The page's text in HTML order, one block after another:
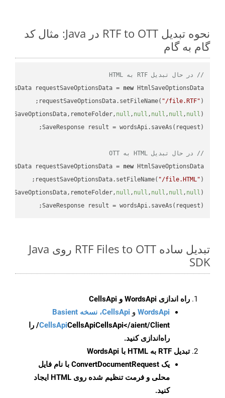
نحوه تبدیل RTF to OTT در Java: مثال کد
گام به گام
// در حال تبدیل RTF به HTML
requestSaveOptionsData = new
requestSaveOptionsData.setFileName( "/file.RTF"
null , null , null , null , null
// در حال تبدیل HTML به OTT
requestSaveOptionsData = new
requestSaveOptionsData.setFileName( "/file.HTML"
null , null , null , null , null
SaveResponse result = wordsApi.saveAs(request);
تبدیل ساده RTF Files to OTT روی Java
SDK
راه اندازی WordsApi و CellsApi
WordsApi و CellsApi، نسخه Basient
CellsApiCellsApi
CellsApi</aient/Client/ را
راه‌اندازی کنید.
تبدیل RTF به HTML با WordsApi
یک ConvertDocumentRequest با نام فایل
محلی و فرمت تنظیم شده روی HTML ایجاد
کنید.